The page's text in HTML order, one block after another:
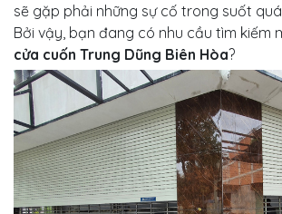
sẽ gặp phải những sự cố trong suốt
Bởi vậy, bạn đang có nhu cầu tìm kiếm
cửa cuốn Trung Dũng Biên Hòa?